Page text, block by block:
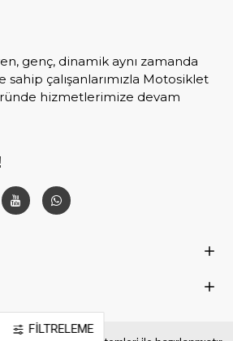
genç, dinamik aynı zamanda
çalışanlarımızla Motosiklet
hizmetlerimize devam
FILTRELEME